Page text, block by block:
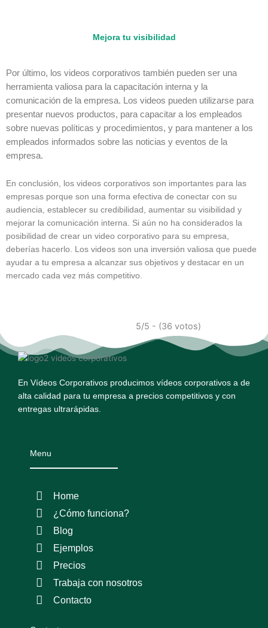
Mejora tu visibilidad
Por último, los videos corporativos también pueden ser una
herramienta valiosa para la capacitación interna y la
comunicación de la empresa. Los videos pueden utilizarse para
presentar nuevos productos, para capacitar a los empleados
sobre nuevas políticas y procedimientos, y para mantener a los
empleados informados sobre las noticias y eventos de la
empresa.
En conclusión, los videos corporativos son importantes para las
empresas porque son una forma efectiva de conectar con su
audiencia, establecer su credibilidad, aumentar su visibilidad y
mejorar la comunicación interna. Si aún no ha considerados la
posibilidad de crear un video corporativo para su empresa,
deberías hacerlo. Los videos son una inversión valiosa que puede
ayudar a tu empresa a alcanzar sus objetivos y destacar en un
mercado cada vez más competitivo.
5/5 - (36 votos)
En Vídeos Corporativos producimos vídeos corporativos a de
alta calidad para tu empresa a precios competitivos y con
entregas ultrarápidas.
Menu
Home
¿Cómo funciona?
Blog
Ejemplos
Precios
Trabaja con nosotros
Contacto